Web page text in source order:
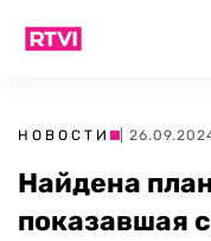
НОВОСТИ |
Найдена
показавшая